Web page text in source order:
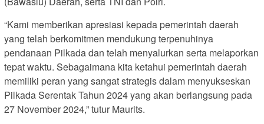
“Kami memberikan apresiasi kepada pemerintah daerah
yang telah berkomitmen mendukung terpenuhinya
pendanaan Pilkada dan telah menyalurkan serta melaporkan
tepat waktu. Sebagaimana kita ketahui pemerintah daerah
memiliki peran yang sangat strategis dalam menyukseskan
Pilkada Serentak Tahun 2024 yang akan berlangsung pada
27 November 2024,” tutur Maurits.